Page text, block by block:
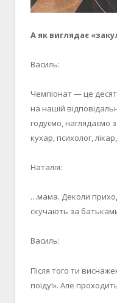
А як виглядає
Василь:
Чемпіонат — це
на нашій
годуємо, наглядаємо
кухар, психолог,
Наталія:
…мама. Деколи
скучають за
Василь:
Після того ти
поїду!». Але